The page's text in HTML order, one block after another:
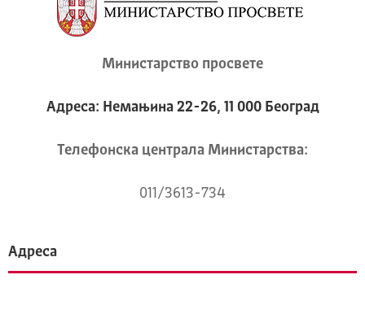
Министарство просвете
Адреса: Немањина 22-26, 11 000 Београд
Телeфонска централа Mинистарства:
011/3613-734
Адреса